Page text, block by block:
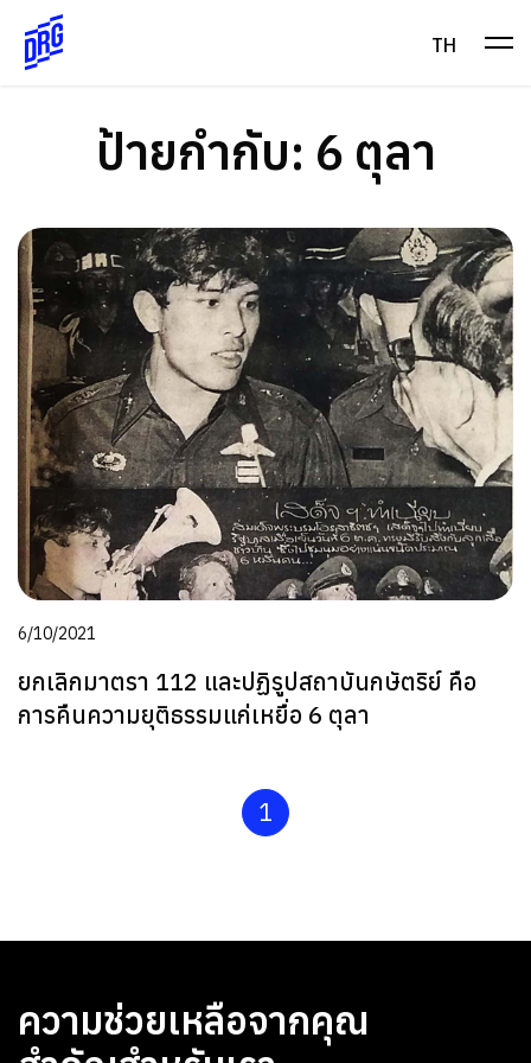
content
TH
ป้ายกำกับ: 6 ตุลา
6/10/2021
ยกเลิกมาตรา 112 และปฏิรูปสถาบันกษัตริย์ คือ
การคืนความยุติธรรมแก่เหยื่อ 6 ตุลา
1
ความช่วยเหลือจากคุณ